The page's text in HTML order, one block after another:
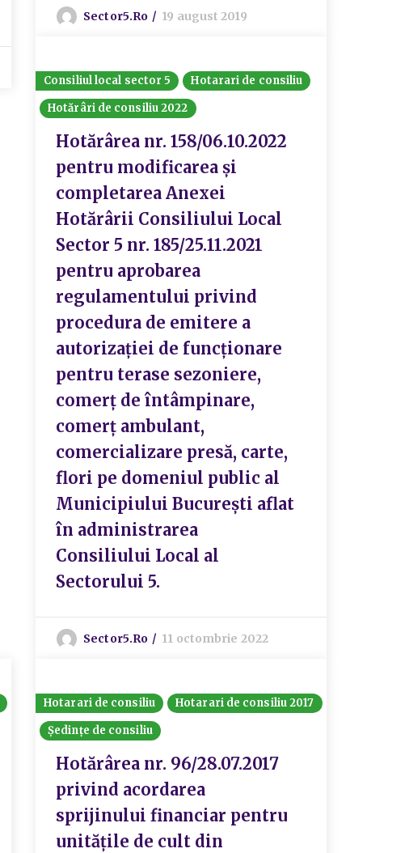
Sector5.ro 19 august 2019
Consiliul local sector 5
Hotarari de consiliu
Hotărâri de consiliu 2022
Hotărârea nr. 158/06.10.2022
pentru modificarea și
completarea Anexei
Hotărârii Consiliului Local
Sector 5 nr. 185/25.11.2021
pentru aprobarea
regulamentului privind
procedura de emitere a
autorizației de funcționare
pentru terase sezoniere,
comerț de întâmpinare,
comerț ambulant,
comercializare presă, carte,
flori pe domeniul public al
Municipiului București aflat
în administrarea
Consiliului Local al
Sectorului 5.
Sector5.ro 11 octombrie 2022
Hotarari de consiliu
Hotarari de consiliu 2017
Ședințe de consiliu
Hotărârea nr. 96/28.07.2017
privind acordarea
sprijinului financiar pentru
unitățile de cult din